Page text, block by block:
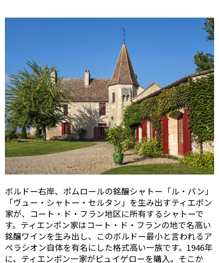
ボルドー右岸、ポムロールの銘醸シャトー「ル・パン」
「ヴュー・シャトー・セルタン」を生み出すティエポン
家が、コート・ド・フラン地区に所有するシャトーで
す。ティエンポン家はコート・ド・フランの地で名高い
銘醸ワインを生み出し、このボルドー最小と言われるア
ペラシオン自体を有名にした格式高い一族です。1946年
に、ティエンポン一家がピュイゲローを購入。そこか